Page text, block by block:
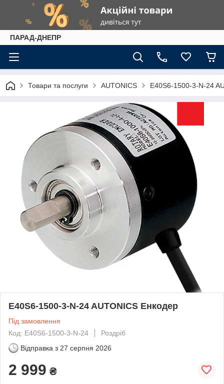
ПАРАД-ДНЕПР
Товари та послуги AUTONICS E40S6-1500-3-N-24
E40S6-1500-3-N-24 AUTONICS Енкодер
Під замовлення
Код: E40S6-1500-3-N-24
Роздріб
Відправка з 27 серпня 2026
2 999 ₴